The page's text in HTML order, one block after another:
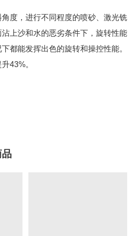
角度，进行不同程度的喷砂、激光铣
上沙和水的恶劣条件下，旋转性能
都能发挥出色的旋转和操控性能。
43%。
品